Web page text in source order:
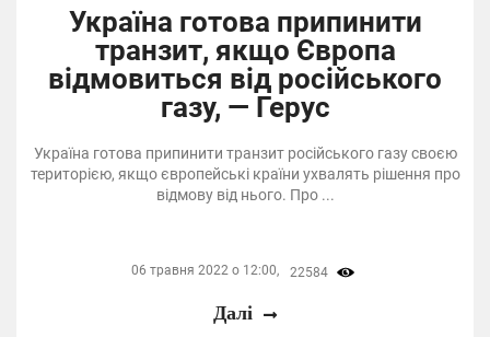
Україна готова припинити
транзит, якщо Європа
відмовиться від російського
газу, — Герус
Україна готова припинити транзит російського газу своєю
територією, якщо європейські країни ухвалять рішення про
відмову від нього. Про ...
06 травня 2022 о 12:00, 22584
Далі